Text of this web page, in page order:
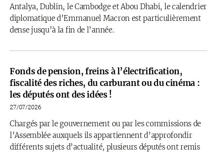
Antalya, Dublin, le Cambodge et Abou Dhabi, le calendrier
diplomatique d’Emmanuel Macron est particulièrement
dense jusqu’à la fin de l’année.
Fonds de pension, freins à l’électrification,
fiscalité des riches, du carburant ou du cinéma :
les députés ont des idées !
27/07/2026
Chargés par le gouvernement ou par les commissions de
l’Assemblée auxquels ils appartiennent d’approfondir
différents sujets d’actualité, plusieurs députés ont remis